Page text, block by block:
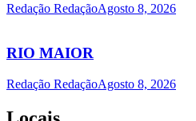
Redação RedaçãoAgosto 8, 2026
RIO MAIOR
Redação RedaçãoAgosto 8, 2026